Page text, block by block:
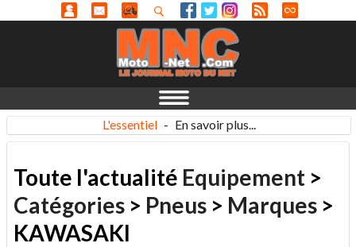
L'essentiel - En savoir plus...
Toute l'actualité Equipement >
Catégories > Pneus > Marques >
KAWASAKI